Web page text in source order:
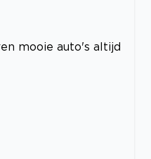
mooie auto's altijd